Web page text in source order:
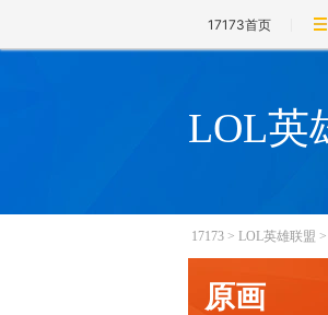
17173首页
LOL英
17173 > LOL英雄联盟 >
原画